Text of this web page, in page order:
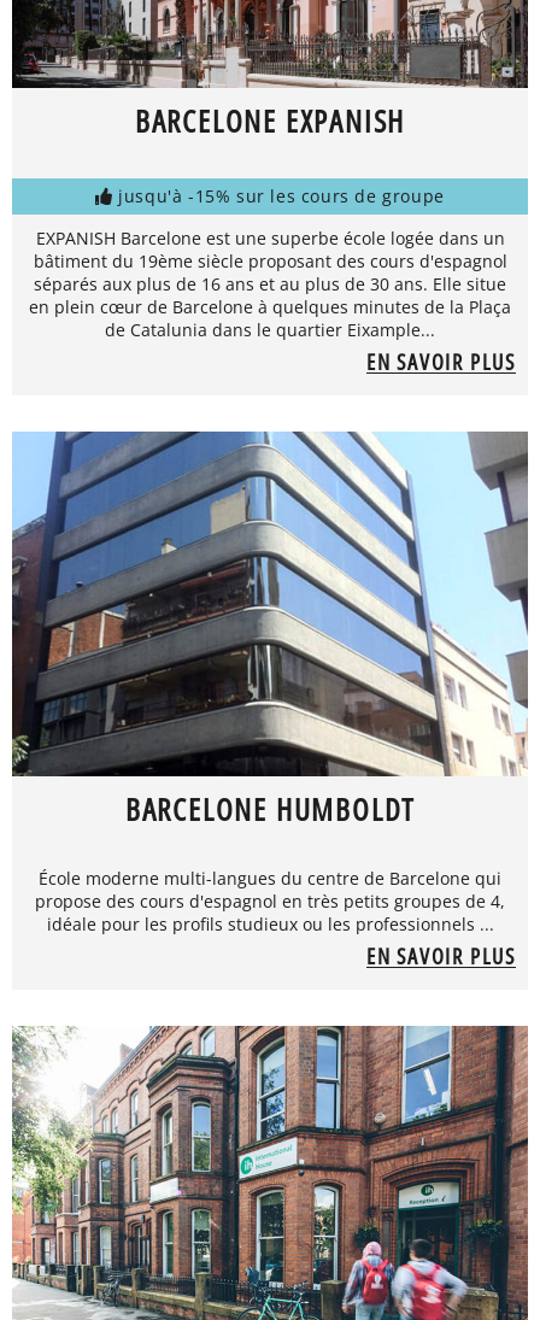
BARCELONE EXPANISH
jusqu'à -15% sur les cours de groupe
EXPANISH Barcelone est une superbe école logée dans un
bâtiment du 19ème siècle proposant des cours d'espagnol
séparés aux plus de 16 ans et au plus de 30 ans. Elle situe
en plein cœur de Barcelone à quelques minutes de la Plaça
de Catalunia dans le quartier Eixample...
EN SAVOIR PLUS
BARCELONE HUMBOLDT
École moderne multi-langues du centre de Barcelone qui
propose des cours d'espagnol en très petits groupes de 4,
idéale pour les profils studieux ou les professionnels ...
EN SAVOIR PLUS